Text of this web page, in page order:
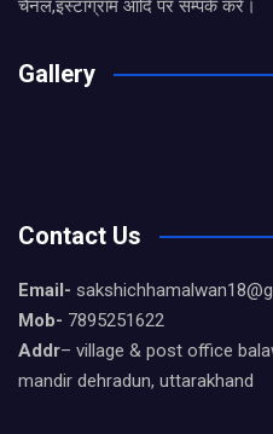
चैनल,इंस्टाग्राम आदि पर सम्पर्क करे।
Gallery
Contact Us
Email-
Mob- 7895251622
Addr– village & post office
mandir dehradun, uttarakhand